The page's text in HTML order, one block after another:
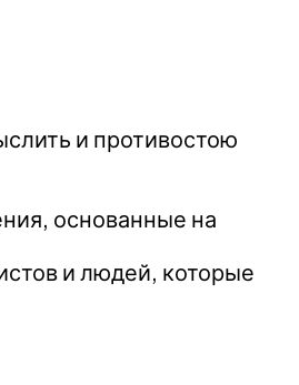
и противостою
основанные на
и людей, которые